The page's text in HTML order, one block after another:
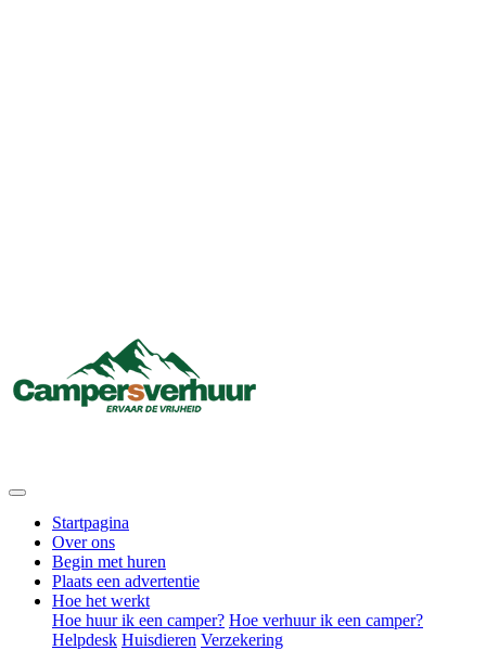
Startpagina
Over ons
Begin met huren
Plaats een advertentie
Hoe het werkt
Hoe huur ik een camper? Hoe verhuur ik een camper?
Helpdesk Huisdieren Verzekering